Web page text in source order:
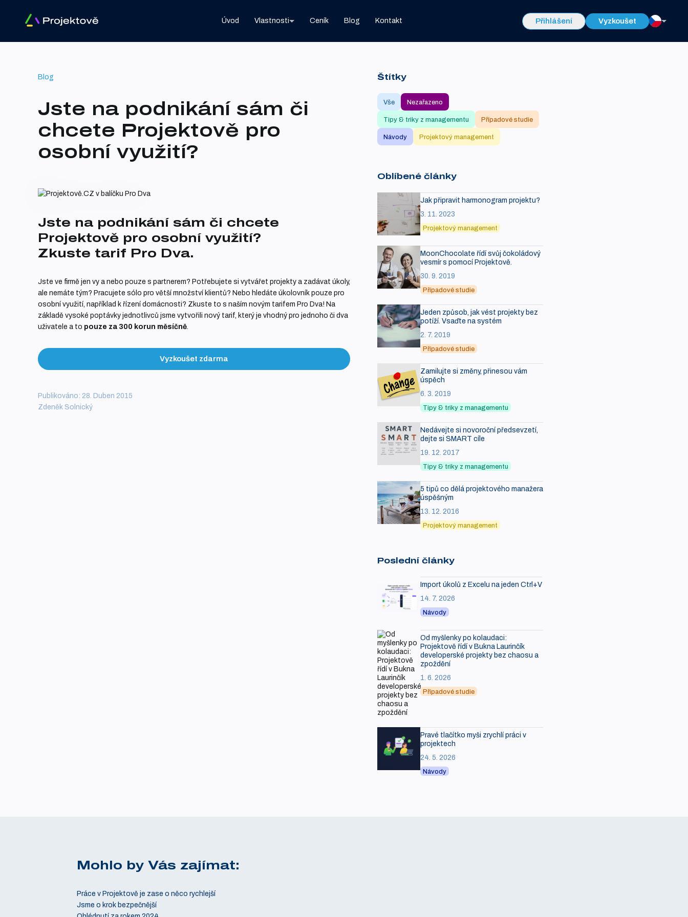
Úvod Vlastnosti Ceník Blog Kontakt Přihlášení Vyzkoušet
Blog
Jste na podnikání sám či
chcete Projektově pro
osobní využití?
Jste na podnikání sám či chcete
Projektově pro osobní využití?
Zkuste tarif Pro Dva.
Jste ve firmě jen vy a nebo pouze s partnerem? Potřebujete si vytvářet projekty a zadávat úkoly,
ale nemáte tým? Pracujete sólo pro větší množství klientů? Nebo hledáte úkolovník pouze pro
osobní využití, například k řízení domácnosti? Zkuste to s naším novým tarifem Pro Dva! Na
základě vysoké poptávky jednotlivců jsme vytvořili nový tarif, který je vhodný pro jednoho či dva
uživatele a to pouze za 300 korun měsíčně.
Vyzkoušet zdarma
Publikováno: 28. Duben 2015
Zdeněk Solnický
Štítky
Vše Nezařazeno
Tipy & triky z managementu Případové studie
Návody Projektový management
Oblíbené články
Jak připravit harmonogram projektu?
3. 11. 2023
Projektový management
MoonChocolate řídí svůj čokoládový
vesmír s pomocí Projektově.
30. 9. 2019
Případové studie
Jeden způsob, jak vést projekty bez
potíží. Vsaďte na systém
2. 7. 2019
Případové studie
Zamilujte si změny, přinesou vám
úspěch
6. 3. 2019
Tipy & triky z managementu
Nedávejte si novoroční předsevzetí,
dejte si SMART cíle
19. 12. 2017
Tipy & triky z managementu
5 tipů co dělá projektového manažera
úspěšným
13. 12. 2016
Projektový management
Poslední články
Import úkolů z Excelu na jeden Ctrl+V
14. 7. 2026
Návody
Od myšlenky po kolaudaci:
Projektově řídí v Bukna Laurinčík
developerské projekty bez chaosu a
zpoždění
1. 6. 2026
Případové studie
Pravé tlačítko myši zrychlí práci v
projektech
24. 5. 2026
Návody
Mohlo by Vás zajímat:
Práce v Projektově je zase o něco rychlejší
Jsme o krok bezpečnější